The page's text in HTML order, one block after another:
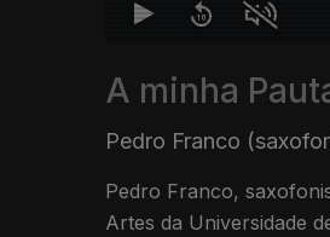
A minha
Pedro Franco
Pedro Franco,
Artes da Universidade